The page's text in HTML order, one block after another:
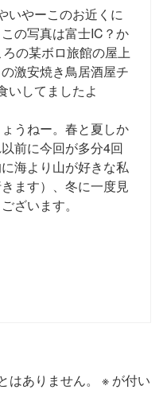
いやーこのお近くに
の写真は富士IC？か
の某ボロ旅館の屋上
激安焼き鳥居酒屋チ
いしてましたよ
うねー。春と夏しか
前に今回が多分4回
海より山が好きな私
ます）、冬に一度見
ざいます。
ありません。
※ が付い